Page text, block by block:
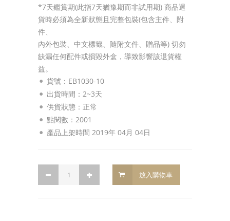
*7天鑑賞期(此指7天猶豫期而非試用期) 商品退
貨時必須為全新狀態且完整包裝(包含主件、附
件、
內外包裝、中文標籤、隨附文件、贈品等) 切勿
缺漏任何配件或損毀外盒，導致影響該退貨權
益。
貨號：EB1030-10
出貨時間：2~3天
供貨狀態： 正常
點閱數：2001
產品上架時間 2019年 04月 04日
放入購物車